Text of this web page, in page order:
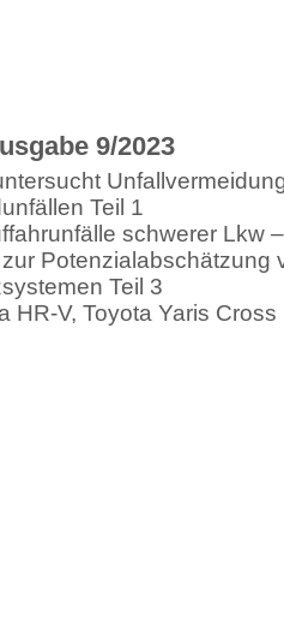
9/2023
Teil 1
schwerer Lkw
Potenzialabschätzung
Teil 3
HR-V, Toyota Yaris Cross